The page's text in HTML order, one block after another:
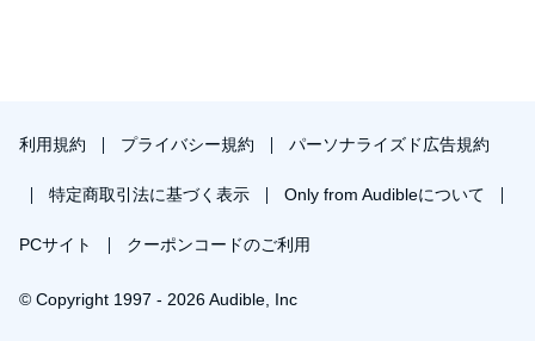
利用規約 プライバシー規約 パーソナライズド広告規約
特定商取引法に基づく表示 Only from Audibleについて
PCサイト クーポンコードのご利用
© Copyright 1997 - 2026 Audible, Inc